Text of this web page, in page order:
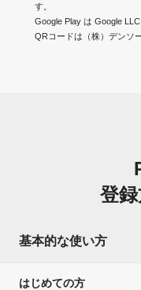
す。
Google Play は Google LLC
QRコードは（株）デンソ
登
基本的な使い方
はじめての方